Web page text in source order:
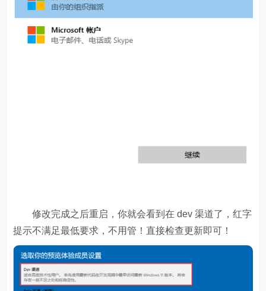
修改完成之后重启，你就会看到在 dev 渠道了，红字
提示不满足最低要求，不用管！直接检查更新即可！